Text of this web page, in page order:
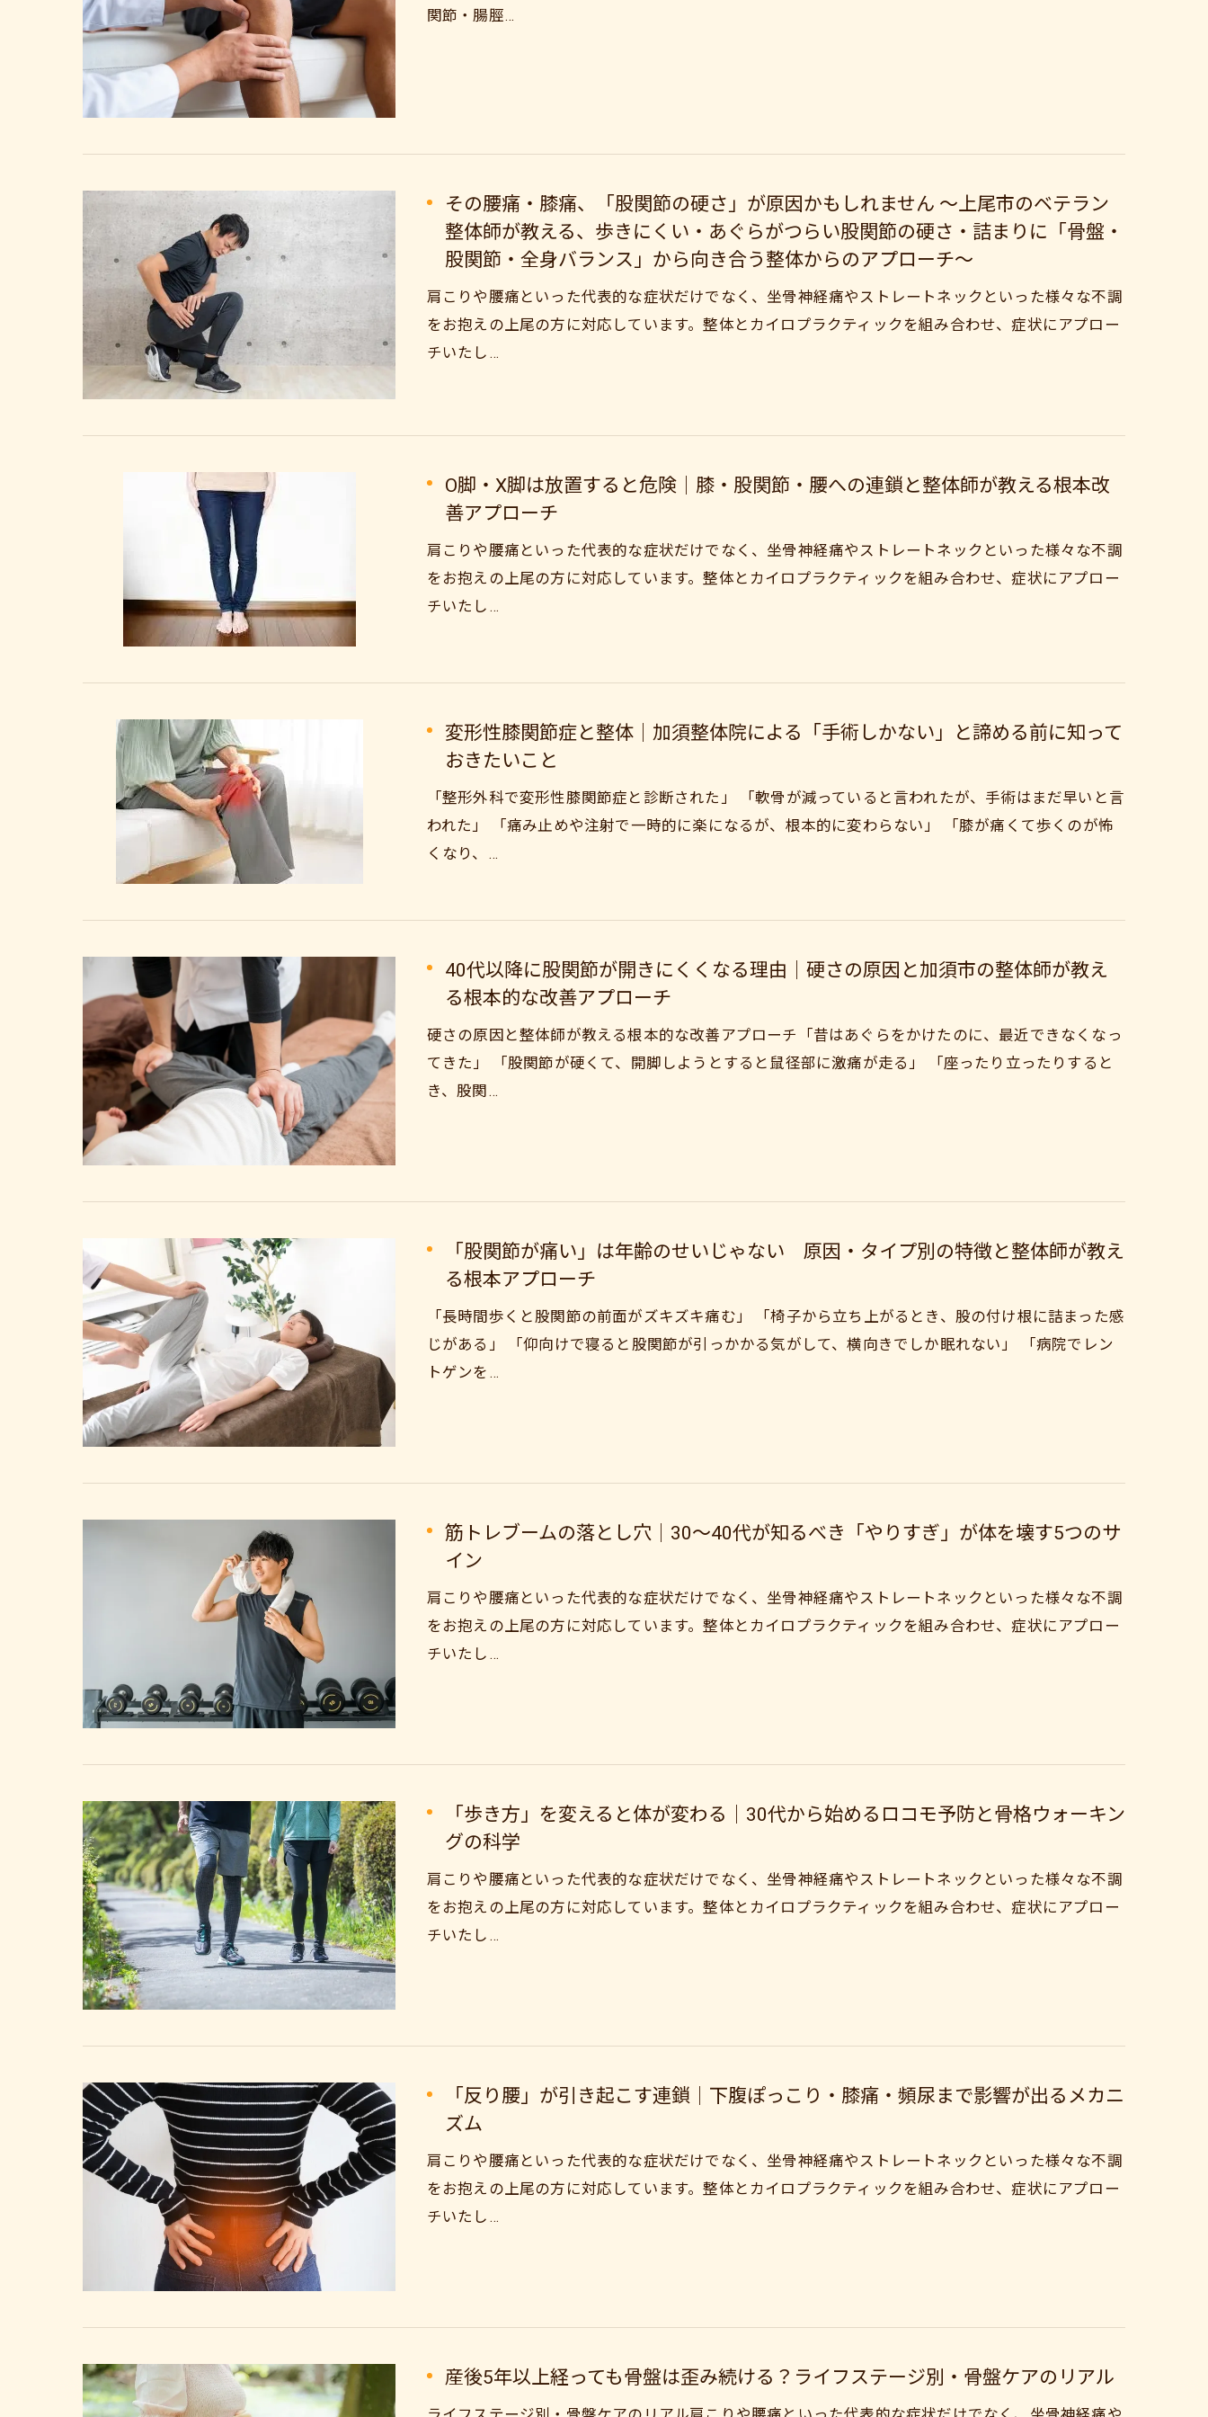
関節・腸脛…
その腰痛・膝痛、「股関節の硬さ」が原因かもしれません 〜上尾市のベテラン
整体師が教える、歩きにくい・あぐらがつらい股関節の硬さ・詰まりに「骨盤・
股関節・全身バランス」から向き合う整体からのアプローチ〜
肩こりや腰痛といった代表的な症状だけでなく、坐骨神経痛やストレートネックといった様々な不調
をお抱えの上尾の方に対応しています。整体とカイロプラクティックを組み合わせ、症状にアプロー
チいたし…
O脚・X脚は放置すると危険｜膝・股関節・腰への連鎖と整体師が教える根本改
善アプローチ
肩こりや腰痛といった代表的な症状だけでなく、坐骨神経痛やストレートネックといった様々な不調
をお抱えの上尾の方に対応しています。整体とカイロプラクティックを組み合わせ、症状にアプロー
チいたし…
変形性膝関節症と整体｜加須整体院による「手術しかない」と諦める前に知って
おきたいこと
「整形外科で変形性膝関節症と診断された」 「軟骨が減っていると言われたが、手術はまだ早いと言
われた」 「痛み止めや注射で一時的に楽になるが、根本的に変わらない」 「膝が痛くて歩くのが怖
くなり、…
40代以降に股関節が開きにくくなる理由｜硬さの原因と加須市の整体師が教え
る根本的な改善アプローチ
硬さの原因と整体師が教える根本的な改善アプローチ「昔はあぐらをかけたのに、最近できなくなっ
てきた」 「股関節が硬くて、開脚しようとすると鼠径部に激痛が走る」 「座ったり立ったりすると
き、股関…
「股関節が痛い」は年齢のせいじゃない 原因・タイプ別の特徴と整体師が教え
る根本アプローチ
「長時間歩くと股関節の前面がズキズキ痛む」 「椅子から立ち上がるとき、股の付け根に詰まった感
じがある」 「仰向けで寝ると股関節が引っかかる気がして、横向きでしか眠れない」 「病院でレン
トゲンを…
筋トレブームの落とし穴｜30〜40代が知るべき「やりすぎ」が体を壊す5つのサ
イン
肩こりや腰痛といった代表的な症状だけでなく、坐骨神経痛やストレートネックといった様々な不調
をお抱えの上尾の方に対応しています。整体とカイロプラクティックを組み合わせ、症状にアプロー
チいたし…
「歩き方」を変えると体が変わる｜30代から始めるロコモ予防と骨格ウォーキン
グの科学
肩こりや腰痛といった代表的な症状だけでなく、坐骨神経痛やストレートネックといった様々な不調
をお抱えの上尾の方に対応しています。整体とカイロプラクティックを組み合わせ、症状にアプロー
チいたし…
「反り腰」が引き起こす連鎖｜下腹ぽっこり・膝痛・頻尿まで影響が出るメカニ
ズム
肩こりや腰痛といった代表的な症状だけでなく、坐骨神経痛やストレートネックといった様々な不調
をお抱えの上尾の方に対応しています。整体とカイロプラクティックを組み合わせ、症状にアプロー
チいたし…
産後5年以上経っても骨盤は歪み続ける？ライフステージ別・骨盤ケアのリアル